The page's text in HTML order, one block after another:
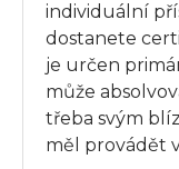
individuální
dostanete
je určen
může
třeba svým
měl provádět